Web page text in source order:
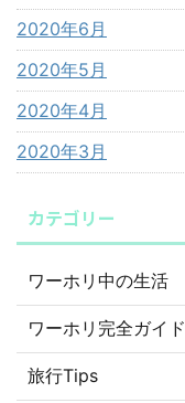
2020年6月
2020年5月
2020年4月
2020年3月
カテゴリー
ワーホリ中の生活
ワーホリ完全ガイド
旅行Tips